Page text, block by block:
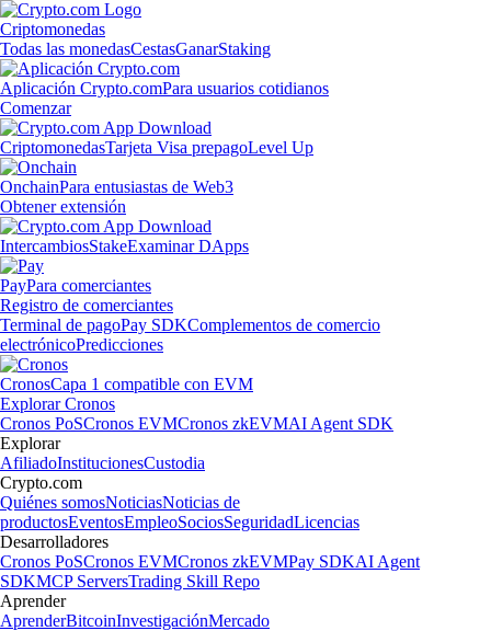
Criptomonedas
Todas las monedasCestasGanarStaking
Aplicación Crypto.comPara usuarios cotidianos
Comenzar
CriptomonedasTarjeta Visa prepagoLevel Up
OnchainPara entusiastas de Web3
Obtener extensión
IntercambiosStakeExaminar DApps
PayPara comerciantes
Registro de comerciantes
Terminal de pagoPay SDKComplementos de comercio
electrónicoPredicciones
CronosCapa 1 compatible con EVM
Explorar Cronos
Cronos PoSCronos EVMCronos zkEVMAI Agent SDK
Explorar
AfiliadoInstitucionesCustodia
Crypto.com
Quiénes somosNoticiasNoticias de
productosEventosEmpleoSociosSeguridadLicencias
Desarrolladores
Cronos PoSCronos EVMCronos zkEVMPay SDKAI Agent
SDKMCP ServersTrading Skill Repo
Aprender
AprenderBitcoinInvestigaciónMercado